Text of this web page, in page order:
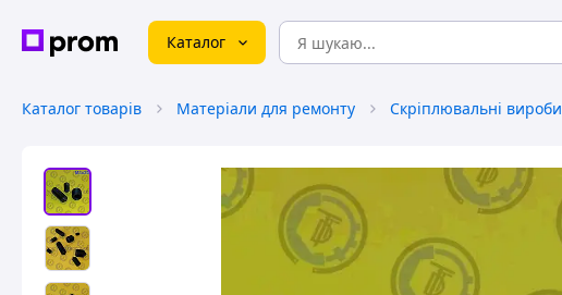
Каталог
Каталог товарів Матеріали для ремонту Скріплювальні вироби